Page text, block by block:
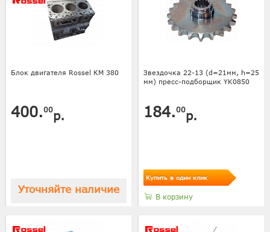
Блок двигателя Rossel КМ 380
400.00р.
Уточняйте наличие
Звездочка 22-13 (d=21мм, h=25
мм) пресс-подборщик YK0850
184.00р.
Купить в один клик
В корзину